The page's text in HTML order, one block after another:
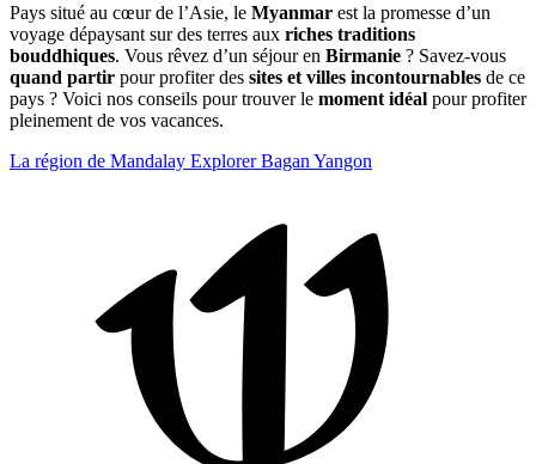
Pays situé au cœur de l’Asie, le Myanmar est la promesse d’un
voyage dépaysant sur des terres aux riches traditions
bouddhiques. Vous rêvez d’un séjour en Birmanie ? Savez-vous
quand partir pour profiter des sites et villes incontournables de ce
pays ? Voici nos conseils pour trouver le moment idéal pour profiter
pleinement de vos vacances.
La région de Mandalay Explorer Bagan Yangon